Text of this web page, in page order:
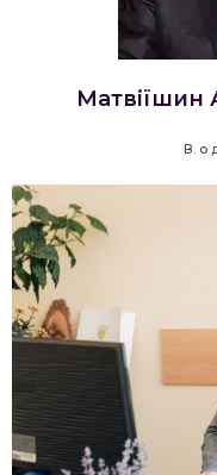
Матвіїшин
В. о